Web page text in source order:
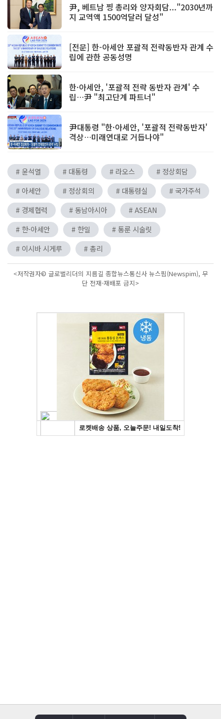
尹, 베트남 찡 총리와 양자회담..."2030년까
지 교역액 1500억달러 달성"
[전문] 한-아세안 포괄적 전략동반자 관계 수
립에 관한 공동성명
한·아세안, '포괄적 전략 동반자 관계' 수
립…尹 "최고단계 파트너"
尹대통령 "한·아세안, '포괄적 전략동반자'
격상…미래연대로 거듭나야"
# 윤석열 # 대통령 # 라오스
# 정상회담
# 아세안
# 정상회의 # 대통령실
# 국가주석
# 경제협력
# 동남아시아
# ASEAN
# 한-아세안
# 한일
# 통룬 시술릿
# 이시바 시게루
# 총리
<저작권자© 글로벌리더의 지름길 종합뉴스통신사 뉴스핌(Newspim), 무
단 전재-재배포 금지>